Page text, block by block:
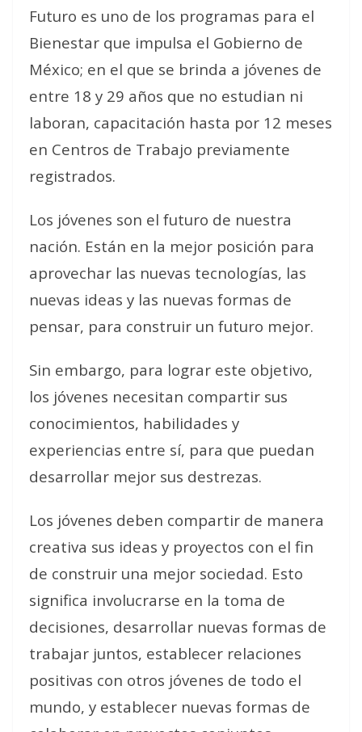
Futuro es uno de los programas para el
Bienestar que impulsa el Gobierno de
México; en el que se brinda a jóvenes de
entre 18 y 29 años que no estudian ni
laboran, capacitación hasta por 12 meses
en Centros de Trabajo previamente
registrados.
Los jóvenes son el futuro de nuestra
nación. Están en la mejor posición para
aprovechar las nuevas tecnologías, las
nuevas ideas y las nuevas formas de
pensar, para construir un futuro mejor.
Sin embargo, para lograr este objetivo,
los jóvenes necesitan compartir sus
conocimientos, habilidades y
experiencias entre sí, para que puedan
desarrollar mejor sus destrezas.
Los jóvenes deben compartir de manera
creativa sus ideas y proyectos con el fin
de construir una mejor sociedad. Esto
significa involucrarse en la toma de
decisiones, desarrollar nuevas formas de
trabajar juntos, establecer relaciones
positivas con otros jóvenes de todo el
mundo, y establecer nuevas formas de